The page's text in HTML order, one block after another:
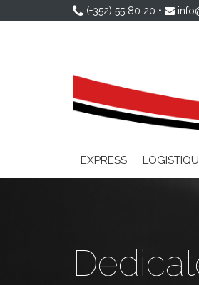
(+352) 55 80 20 •
EXPRESS